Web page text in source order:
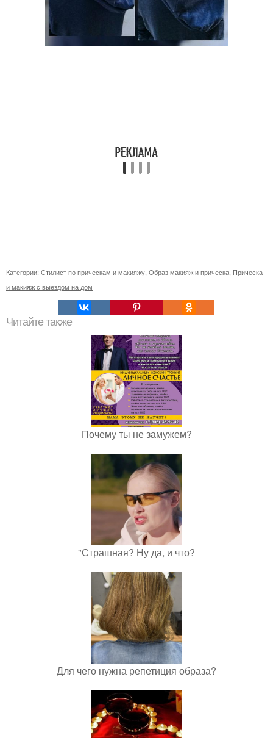
Категории: Стилист по прическам и макияжу, Образ макияж и прическа, Прическа
и макияж с выездом на дом
Читайте также
Почему ты не замужем?
"Страшная? Ну да, и что?
Для чего нужна репетиция образа?